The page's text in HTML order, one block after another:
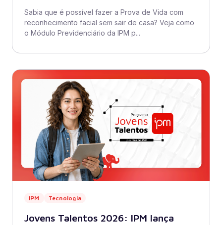
Sabia que é possível fazer a Prova de Vida com
reconhecimento facial sem sair de casa? Veja como
o Módulo Previdenciário da IPM p...
IPM Tecnologia
Jovens Talentos 2026: IPM lança